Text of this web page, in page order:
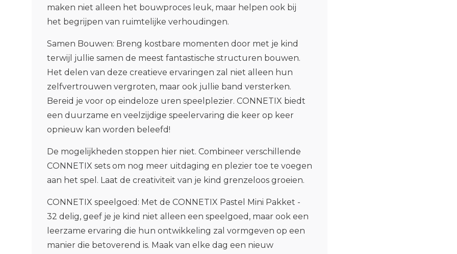
maken niet alleen het bouwproces leuk, maar helpen ook bij
het begrijpen van ruimtelijke verhoudingen.
Samen Bouwen: Breng kostbare momenten door met je kind
terwijl jullie samen de meest fantastische structuren bouwen.
Het delen van deze creatieve ervaringen zal niet alleen hun
zelfvertrouwen vergroten, maar ook jullie band versterken.
Bereid je voor op eindeloze uren speelplezier. CONNETIX biedt
een duurzame en veelzijdige speelervaring die keer op keer
opnieuw kan worden beleefd!
De mogelijkheden stoppen hier niet. Combineer verschillende
CONNETIX sets om nog meer uitdaging en plezier toe te voegen
aan het spel. Laat de creativiteit van je kind grenzeloos groeien.
CONNETIX speelgoed: Met de CONNETIX Pastel Mini Pakket -
32 delig, geef je je kind niet alleen een speelgoed, maar ook een
leerzame ervaring die hun ontwikkeling zal vormgeven op een
manier die betoverend is. Maak van elke dag een nieuw